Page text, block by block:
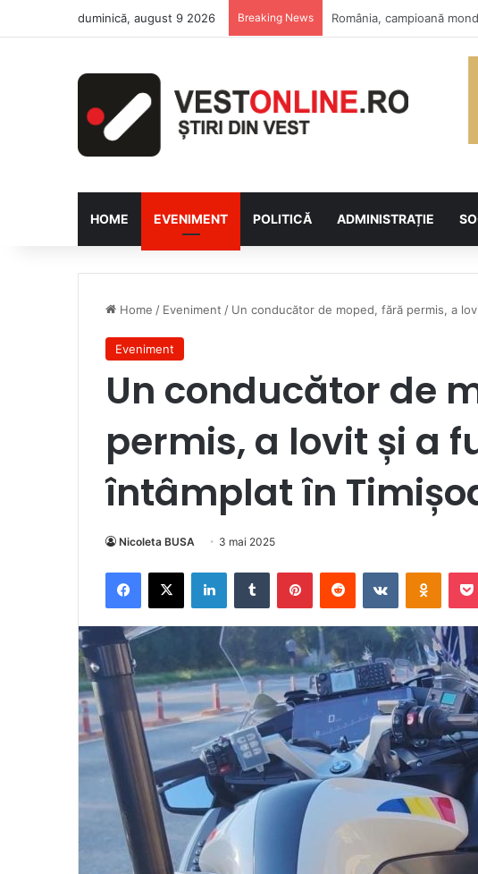
duminică, august 9 2026 Breaking News
HOME EVENIMENT POLITICĂ ADMINISTRAȚIE
Home / Eveniment / Un conducător de moped, fără permis, a
Eveniment
Un conducător de
permis, a lovit și a
întâmplat în
Nicoleta BUSA 3 mai 2025
Facebook
X LinkedInTumblr PinterestReddit VKontakte